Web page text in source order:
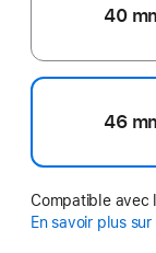
40
46
Compatible avec
En savoir plus